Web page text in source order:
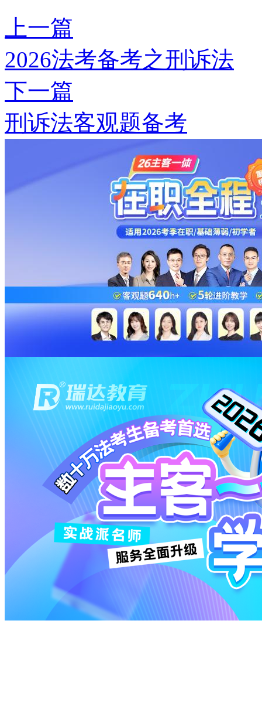
上一篇
2026法考备考之刑诉法
下一篇
刑诉法客观题备考